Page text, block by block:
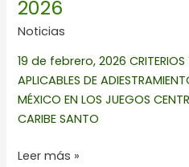
2026
Noticias
19 de febrero, 2026 CRITERIOS
APLICABLES DE
MÉXICO EN LOS JUEGOS
CARIBE SANTO
SANTO
DOMINGO
Leer más »